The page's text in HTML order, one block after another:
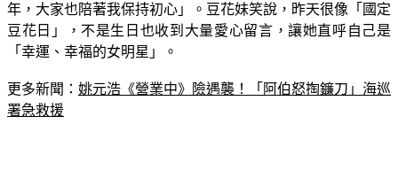
板上網友各個就對我手下留情，不吝嗇美言，認真覺得這14
年，大家也陪著我保持初心」。豆花妹笑說，昨天很像「國定
豆花日」，不是生日也收到大量愛心留言，讓她直呼自己是
更多新聞：